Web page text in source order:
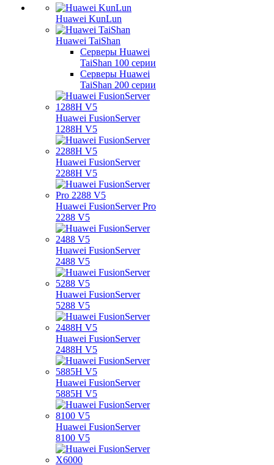
Huawei KunLun
Huawei TaiShan
Серверы Huawei
TaiShan 100 серии
Серверы Huawei
TaiShan 200 серии
Huawei FusionServer
1288H V5
Huawei FusionServer
2288H V5
Huawei FusionServer Pro
2288 V5
Huawei FusionServer
2488 V5
Huawei FusionServer
5288 V5
Huawei FusionServer
2488H V5
Huawei FusionServer
5885H V5
Huawei FusionServer
8100 V5